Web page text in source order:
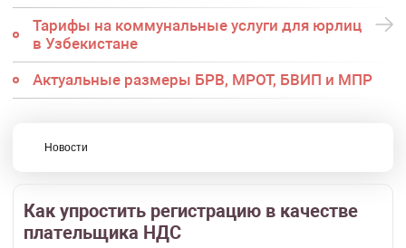
Тарифы на коммунальные услуги для юрлиц
в Узбекистане
Актуальные размеры БРВ, МРОТ, БВИП и МПР
Новости
Как упростить регистрацию в качестве
плательщика НДС